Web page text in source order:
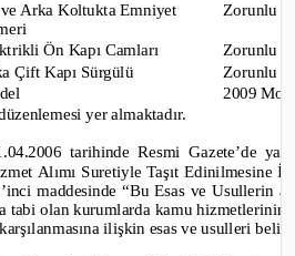
Arka Koltukta Emniyet
Zorunlu
Ön Kapı Camları
Çift Kapı Sürgülü
Zorunlu
Zorunlu
2009
yer almaktadır.
tarihinde Resmi Gazete’de
Alımı Suretiyle Taşıt Edinilmesine
maddesinde “Bu Esas ve Usullerin
tabi olan kurumlarda kamu hizmetlerinin
ilişkin esas ve usulleri